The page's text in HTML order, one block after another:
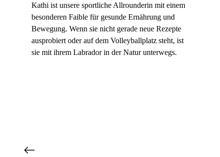
Kathi ist unsere sportliche Allrounderin mit einem
besonderen Faible für gesunde Ernährung und
Bewegung. Wenn sie nicht gerade neue Rezepte
ausprobiert oder auf dem Volleyballplatz steht, ist
sie mit ihrem Labrador in der Natur unterwegs.